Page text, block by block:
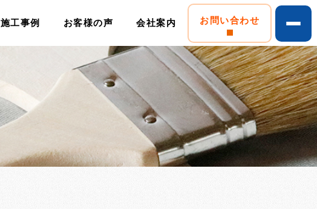
施工事例 お客様の声 会社案内 お問い合わせ